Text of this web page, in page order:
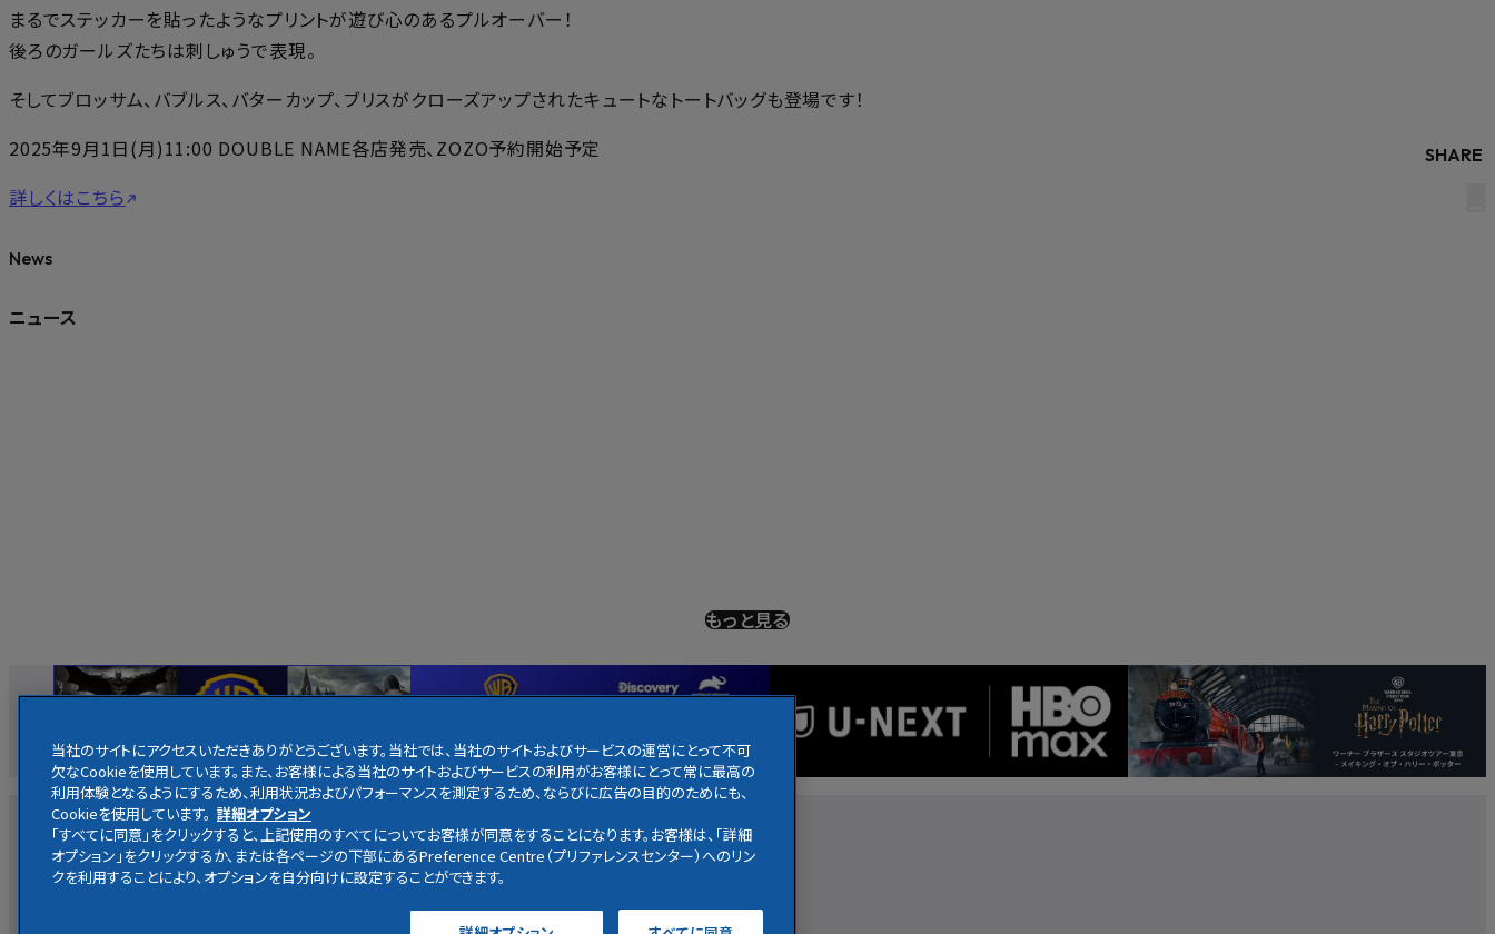
まるでステッカーを貼ったようなプリントが遊び心のあるプルオーバー！
後ろのガールズたちは刺しゅうで表現。
そしてブロッサム、バブルス、バターカップ、ブリスがクローズアップされたキュートなトートバッグも登場です！
2025年9月1日(月)11:00 DOUBLE NAME各店発売、ZOZO予約開始予定
詳しくはこちら
SHARE
News
ニュース
もっと見る
映画ホームエンターテイメント放送・配信キャラクターアニメニュースお知らせ
ハリー・ポッター公式サイト
当社のサイトにアクセスいただきありがとうございます。当社では、当社のサイトおよびサービスの運営にとって不可
欠なCookieを使用しています。また、お客様による当社のサイトおよびサービスの利用がお客様にとって常に最高の
利用体験となるようにするため、利用状況およびパフォーマンスを測定するため、ならびに広告の目的のためにも、
Cookieを使用しています。 詳細オプション
「すべてに同意」をクリックすると、上記使用のすべてについてお客様が同意をすることになります。お客様は、「詳細
オプション」をクリックするか、または各ページの下部にあるPreference Centre（プリファレンスセンター）へのリン
クを利用することにより、オプションを自分向けに設定することができます。